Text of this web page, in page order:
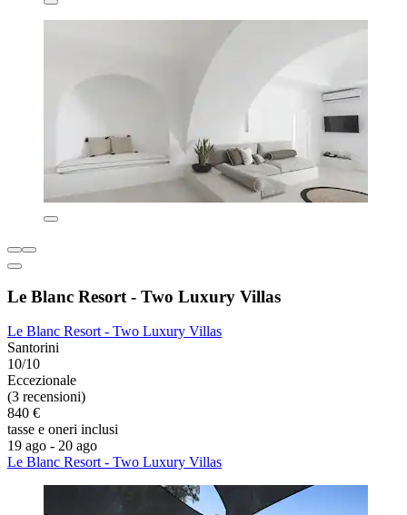
Le Blanc Resort - Two Luxury Villas
Le Blanc Resort - Two Luxury Villas
Santorini
10/10
Eccezionale
(3 recensioni)
840 €
tasse e oneri inclusi
19 ago - 20 ago
Le Blanc Resort - Two Luxury Villas